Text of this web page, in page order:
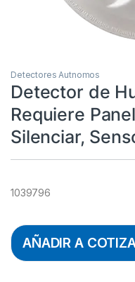
Detectores Autnomos
Detector de
Requiere
Silenciar,
1039796
AÑADIR A